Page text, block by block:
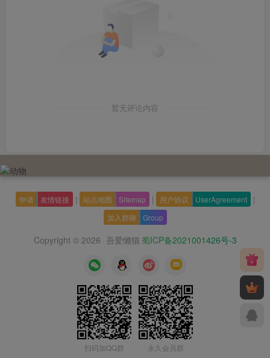
暂无评论内容
申请 友情链接 | 站点地图 Sitemap | 用户协议 UserAgreement |
加入群聊 Group
Copyright © 2026 · 吾爱懒猫 蜀ICP备2021001426号-3
扫码加QQ群 永久会员群